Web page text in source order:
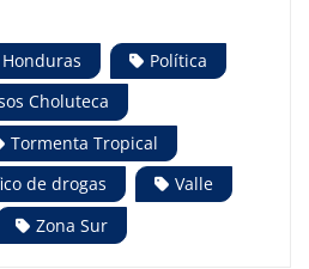
Política
Choluteca
Tormenta Tropical
de drogas
Valle
Zona Sur